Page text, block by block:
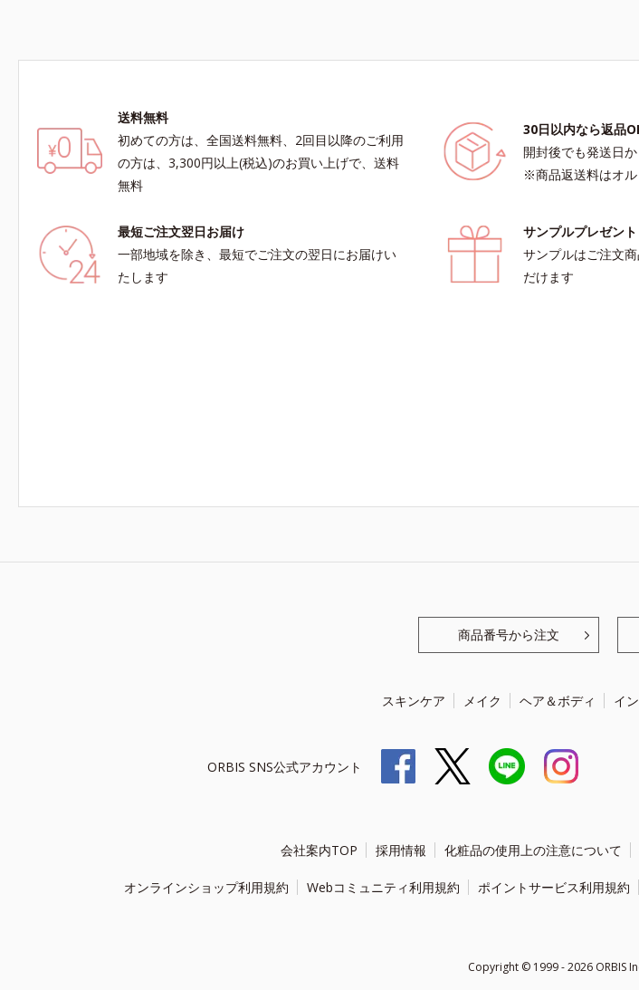
送料無料
初めての方は、全国送料無料、2回目以降のご利用
の方は、3,300円以上(税込)のお買い上げで、送料
無料
30日以内なら返品
開封後でも発送日
※商品返送料はオ
最短ご注文翌日お届け
一部地域を除き、最短でご注文の翌日にお届けい
たします
サンプルプレゼント
サンプルはご注文
だけます
商品番号から注文
スキンケア メイク ヘア＆ボディ イ
ORBIS SNS公式アカウント
会社案内TOP 採用情報 化粧品の使用上の注意について
オンラインショップ利用規約 Webコミュニティ利用規約 ポイントサービス利用規約
Copyright © 1999 - 2026 ORBIS